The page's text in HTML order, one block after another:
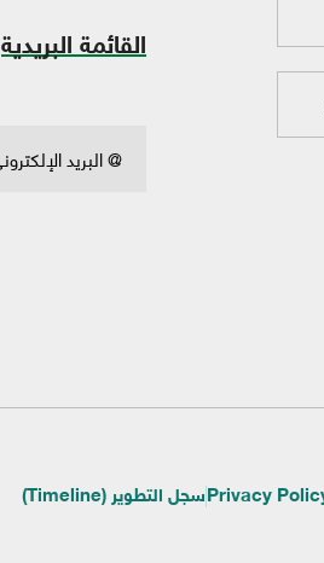
القائمة البريدية
سجل التطوير (Timeline)